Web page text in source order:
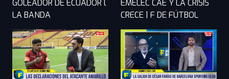
GOLEADOR DE ECUADOR l
LA BANDA
EMELEC CAE Y LA CRISIS
CRECE | F DE FÚTBOL